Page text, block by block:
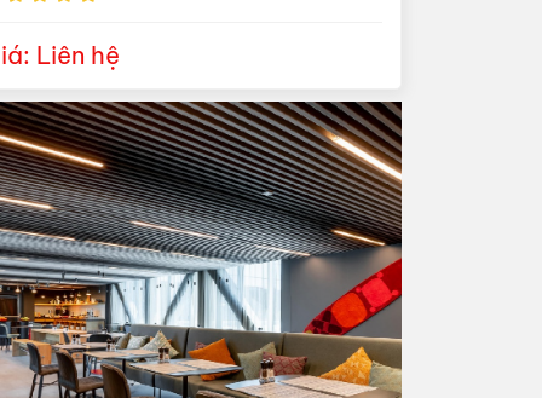
Liên hệ